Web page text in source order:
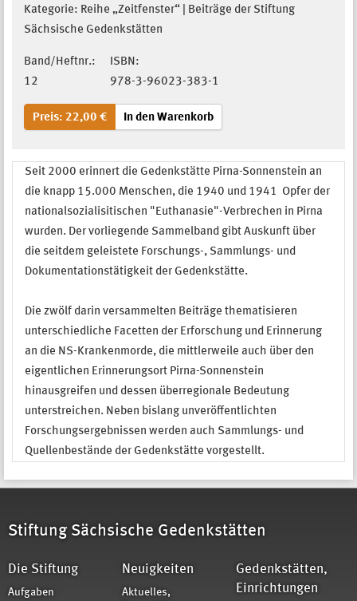
Kategorie: Reihe „Zeitfenster“ | Beiträge der Stiftung
Sächsische Gedenkstätten
Band/Heftnr.:
12
ISBN:
978-3-96023-383-1
Preis: 22,00 € In den Warenkorb
Seit 2000 erinnert die Gedenkstätte Pirna-Sonnenstein an
die knapp 15.000 Menschen, die 1940 und 1941 Opfer der
nationalsozialisitischen "Euthanasie"-Verbrechen in Pirna
wurden. Der vorliegende Sammelband gibt Auskunft über
die seitdem geleistete Forschungs-, Sammlungs- und
Dokumentationstätigkeit der Gedenkstätte.
Die zwölf darin versammelten Beiträge thematisieren
unterschiedliche Facetten der Erforschung und Erinnerung
an die NS-Krankenmorde, die mittlerweile auch über den
eigentlichen Erinnerungsort Pirna-Sonnenstein
hinausgreifen und dessen überregionale Bedeutung
unterstreichen. Neben bislang unveröffentlichten
Forschungsergebnissen werden auch Sammlungs- und
Quellenbestände der Gedenkstätte vorgestellt.
Stiftung Sächsische Gedenkstätten
Die Stiftung
Aufgaben
Neuigkeiten
Aktuelles,
Gedenkstätten,
Einrichtungen